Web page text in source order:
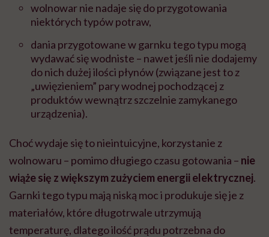
wolnowar nie nadaje się do przygotowania
niektórych typów potraw,
dania przygotowane w garnku tego typu mogą
wydawać się wodniste – nawet jeśli nie dodajemy
do nich dużej ilości płynów (związane jest to z
„uwięzieniem” pary wodnej pochodzącej z
produktów wewnątrz szczelnie zamykanego
urządzenia).
Choć wydaje się to nieintuicyjne, korzystanie z
wolnowaru – pomimo długiego czasu gotowania – nie
wiąże się z większym zużyciem energii elektrycznej.
Garnki tego typu mają niską moc i produkuje się je z
materiałów, które długotrwale utrzymują
temperaturę, dlatego ilość prądu potrzebna do